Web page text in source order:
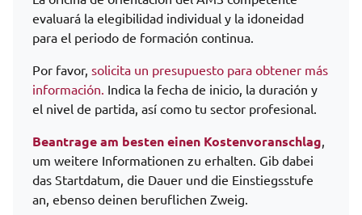
evaluará la elegibilidad individual y la idoneidad
para el periodo de formación continua.
Por favor, solicita un presupuesto para obtener más
información. Indica la fecha de inicio, la duración y
el nivel de partida, así como tu sector profesional.
Beantrage am besten einen Kostenvoranschlag,
um weitere Informationen zu erhalten. Gib dabei
das Startdatum, die Dauer und die Einstiegsstufe
an, ebenso deinen beruflichen Zweig.